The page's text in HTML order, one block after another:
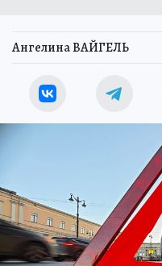
Ангелина ВАЙГЕЛЬ